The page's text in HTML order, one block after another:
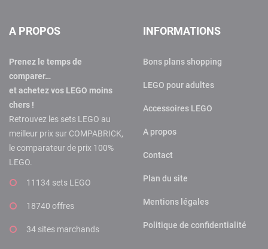
A PROPOS
Prenez le temps de
comparer…
et achetez vos LEGO moins
chers !
Retrouvez les sets LEGO au
meilleur prix sur COMPABRICK,
le comparateur de prix 100%
LEGO.
11134 sets LEGO
18740 offres
34 sites marchands
INFORMATIONS
Bons plans shopping
LEGO pour adultes
Accessoires LEGO
A propos
Contact
Plan du site
Mentions légales
Politique de confidentialité